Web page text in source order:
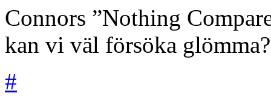
Connors ”Nothing
kan vi väl försöka glömma?
#